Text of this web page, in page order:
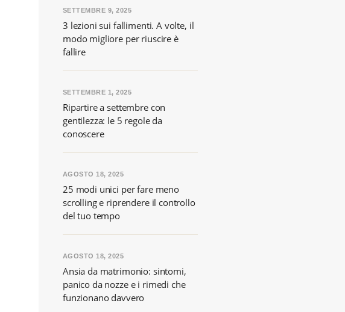
3 lezioni sui fallimenti. A volte, il
modo migliore per riuscire è
fallire
SETTEMBRE 9, 2025
Ripartire a settembre con
gentilezza: le 5 regole da
conoscere
SETTEMBRE 1, 2025
25 modi unici per fare meno
scrolling e riprendere il controllo
del tuo tempo
AGOSTO 18, 2025
Ansia da matrimonio: sintomi,
panico da nozze e i rimedi che
funzionano davvero
AGOSTO 18, 2025